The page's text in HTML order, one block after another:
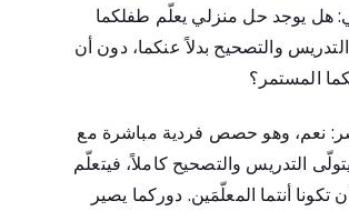
هل يوجد حل منزلي يعلّم طفلكما
التدريس والتصحيح بدلاً عنكما، دون أن
المستمر؟
نعم، وهو حصص فردية مباشرة مع
التدريس والتصحيح كاملاً، فيتعلّم
أنتما المعلّمَين. دوركما يصير